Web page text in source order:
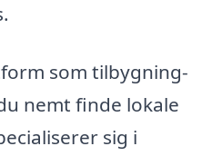
som tilbygning-
nemt finde lokale
sig i